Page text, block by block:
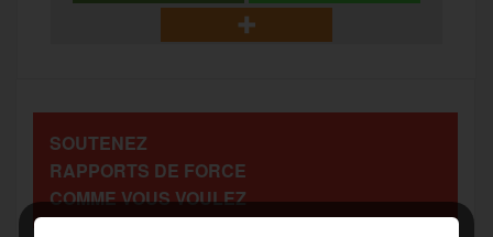
o
k m
a
g
SOUTENEZ
RAPPORTS DE FORCE
COMME VOUS VOULEZ